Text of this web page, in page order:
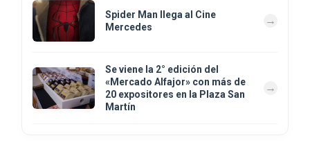
Spider Man llega al Cine
Mercedes
Se viene la 2° edición del
«Mercado Alfajor» con más de
20 expositores en la Plaza San
Martín